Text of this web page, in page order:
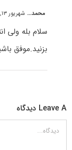
محمد... شهریور ۱۳, ۱۴۰۰ at ۱:۱۰ ق٫ظ
سلام بله ولی
بزنید.موفق
Leave A دیدگاه
دیدگاه